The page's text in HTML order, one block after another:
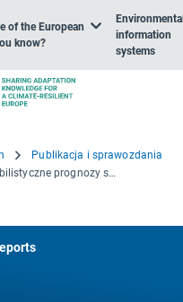
of the European
know?
Environmental
information
systems
Publikacja i sprawozdania
Globalne probabilistyczne prognozy skrajnego poziomu mórz wskazują na nasilenie zagrożenia powodziowego na obszarach przybrzeżnych